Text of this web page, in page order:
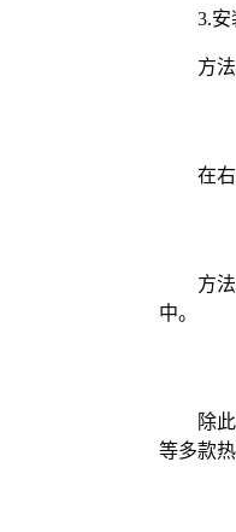
3.安
方
在
方
中。
除
等多款